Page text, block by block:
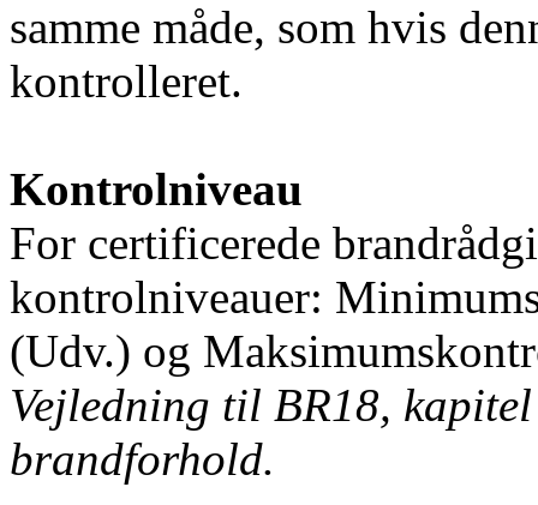
samme måde, som hvis
kontrolleret.
Kontrolniveau
For certificerede
kontrolniveauer:
(Udv.) og
Vejledning til BR18,
brandforhold.